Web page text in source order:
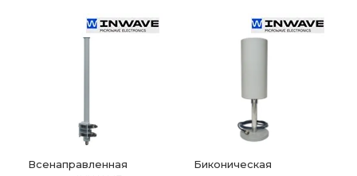
Всенаправленная
Биконическая